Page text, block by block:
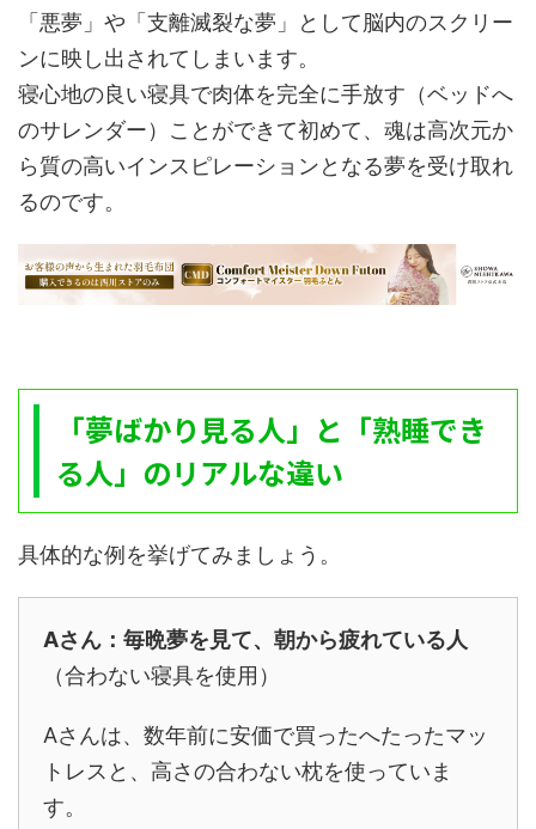
「悪夢」や「支離滅裂な夢」として脳内のスクリー
ンに映し出されてしまいます。
寝心地の良い寝具で肉体を完全に手放す（ベッドへ
のサレンダー）ことができて初めて、魂は高次元か
ら質の高いインスピレーションとなる夢を受け取れ
るのです。
「夢ばかり見る人」と「熟睡でき
る人」のリアルな違い
具体的な例を挙げてみましょう。
Aさん：毎晩夢を見て、朝から疲れている人
（合わない寝具を使用）
Aさんは、数年前に安価で買ったへたったマッ
トレスと、高さの合わない枕を使っていま
す。